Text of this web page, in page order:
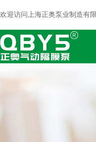
欢迎访问上海正奥泵业制造有